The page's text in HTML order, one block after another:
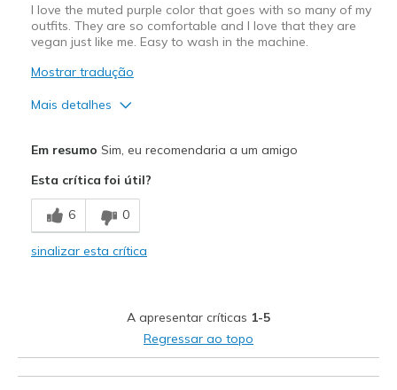
I love the muted purple color that goes with so many of my
outfits. They are so comfortable and I love that they are
vegan just like me. Easy to wash in the machine.
Mostrar tradução
Mais detalhes
Comfortable
Stylish
Em resumo Sim, eu recomendaria a um amigo
Esta crítica foi útil?
6 0
sinalizar esta crítica
A apresentar críticas 1-5
Regressar ao topo